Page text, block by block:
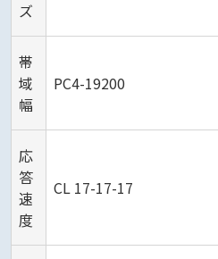
ズ
帯
域
幅
PC4-19200
応
答
速
度
CL 17-17-17